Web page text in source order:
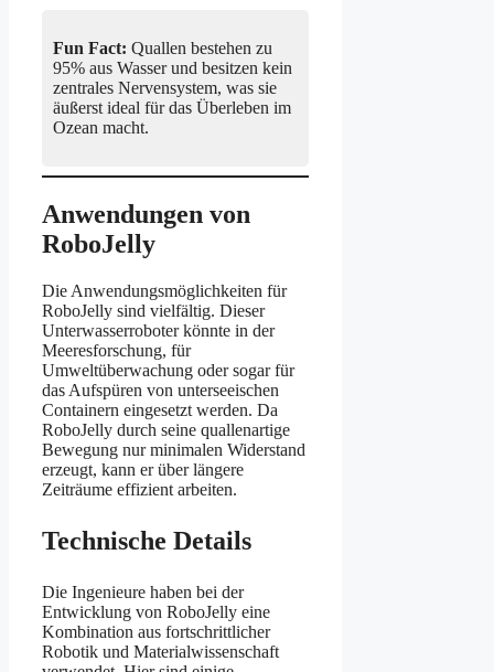
Fun Fact: Quallen bestehen zu
95% aus Wasser und besitzen kein
zentrales Nervensystem, was sie
äußerst ideal für das Überleben im
Ozean macht.
Anwendungen von
RoboJelly
Die Anwendungsmöglichkeiten für
RoboJelly sind vielfältig. Dieser
Unterwasserroboter könnte in der
Meeresforschung, für
Umweltüberwachung oder sogar für
das Aufspüren von unterseeischen
Containern eingesetzt werden. Da
RoboJelly durch seine quallenartige
Bewegung nur minimalen Widerstand
erzeugt, kann er über längere
Zeiträume effizient arbeiten.
Technische Details
Die Ingenieure haben bei der
Entwicklung von RoboJelly eine
Kombination aus fortschrittlicher
Robotik und Materialwissenschaft